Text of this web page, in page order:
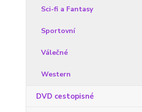
Sci-fi a Fantasy
Sportovní
Válečné
Western
DVD cestopisné